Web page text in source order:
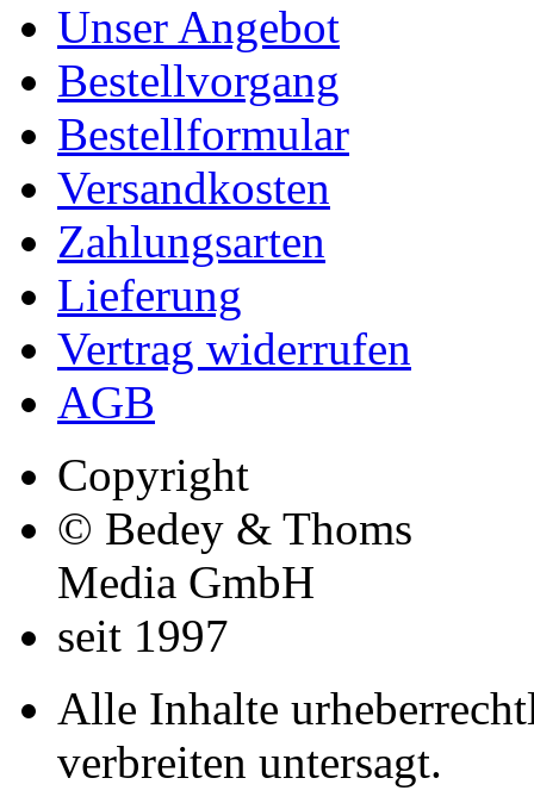
Unser Angebot
Bestellvorgang
Bestellformular
Versandkosten
Zahlungsarten
Lieferung
Vertrag widerrufen
AGB
Copyright
© Bedey & Thoms
Media GmbH
seit 1997
Alle Inhalte
verbreiten untersagt.